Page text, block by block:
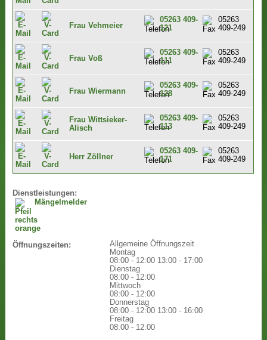
Frau Vehmeier
05263 409-
121
05263
409-249
Frau Voß
05263 409-
111
05263
409-249
Frau Wiermann
05263 409-
128
05263
409-249
Frau Wittsieker-
Alisch
05263 409-
113
05263
409-249
Herr Zöllner
05263 409-
171
05263
409-249
Dienstleistungen:
Mängelmelder
Öffnungszeiten:
Allgemeine Öffnungszeit
Montag
08:00 - 12:00 13:00 - 17:00
Dienstag
08:00 - 12:00
Mittwoch
08:00 - 12:00
Donnerstag
08:00 - 12:00 13:00 - 16:00
Freitag
08:00 - 12:00